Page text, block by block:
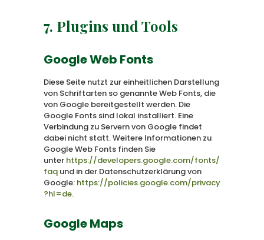
7. Plugins und Tools
Google Web Fonts
Diese Seite nutzt zur einheitlichen Darstellung
von Schriftarten so genannte Web Fonts, die
von Google bereitgestellt werden. Die
Google Fonts sind lokal installiert. Eine
Verbindung zu Servern von Google findet
dabei nicht statt. Weitere Informationen zu
Google Web Fonts finden Sie
unter https://developers.google.com/fonts/
faq und in der Datenschutzerklärung von
Google: https://policies.google.com/privacy
?hl=de.
Google Maps